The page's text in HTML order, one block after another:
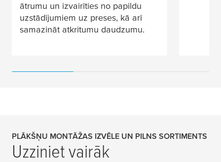
ātrumu un izvairīties no papildu
uzstādījumiem uz preses, kā arī
samazināt atkritumu daudzumu.
PLĀKŠŅU MONTĀŽAS IZVĒLE UN PILNS SORTIMENTS
Uzziniet vairāk